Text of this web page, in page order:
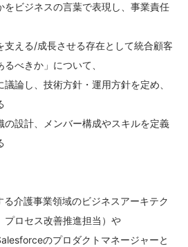
をビジネスの言葉で表現し、事業責任
支える/成長させる存在として統合顧客
べきか」について、
議論し、技術方針・運用方針を定め、
の設計、メンバー構成やスキルを定義
る介護事業領域のビジネスアーキテク
プロセス改善推進担当）や
のプロダクトマネージャーと